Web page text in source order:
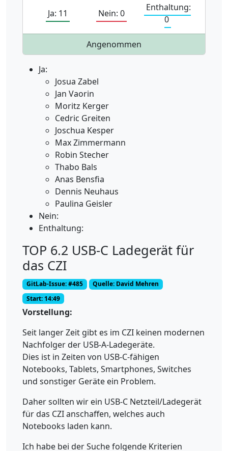
Ja: 11 Nein: 0
Enthaltung:
0
Angenommen
Ja:
Josua Zabel
Jan Vaorin
Moritz Kerger
Cedric Greiten
Joschua Kesper
Max Zimmermann
Robin Stecher
Thabo Bals
Anas Bensfia
Dennis Neuhaus
Paulina Geisler
Nein:
Enthaltung:
TOP 6.2 USB-C Ladegerät für
das CZI
GitLab-Issue: #485
Quelle: David Mehren
Start: 14:49
Vorstellung:
Seit langer Zeit gibt es im CZI keinen modernen
Nachfolger der USB-A-Ladegeräte.
Dies ist in Zeiten von USB-C-fähigen
Notebooks, Tablets, Smartphones, Switches
und sonstiger Geräte ein Problem.
Daher sollten wir ein USB-C Netzteil/Ladegerät
für das CZI anschaffen, welches auch
Notebooks laden kann.
Ich habe bei der Suche folgende Kriterien